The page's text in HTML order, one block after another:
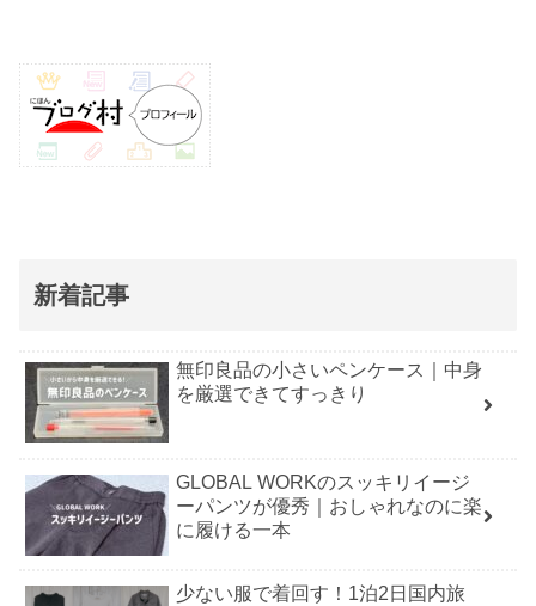
新着記事
無印良品の小さいペンケース｜中身
を厳選できてすっきり
GLOBAL WORKのスッキリイージ
ーパンツが優秀｜おしゃれなのに楽
に履ける一本
少ない服で着回す！1泊2日国内旅